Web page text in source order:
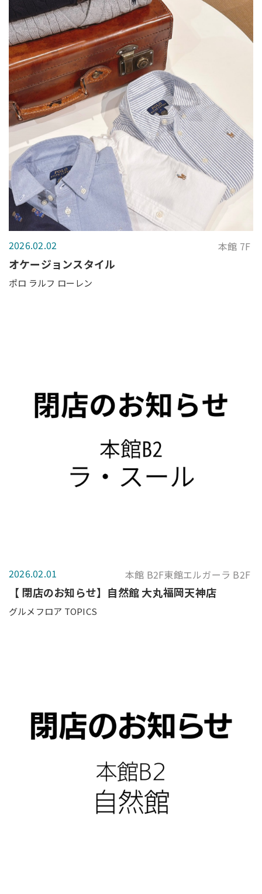
2026.02.02 本館 7F
オケージョンスタイル
ポロ ラルフ ローレン
2026.02.01 本館 B2F東館エルガーラ B2F
【 閉店のお知らせ】自然館 大丸福岡天神店
グルメフロア TOPICS